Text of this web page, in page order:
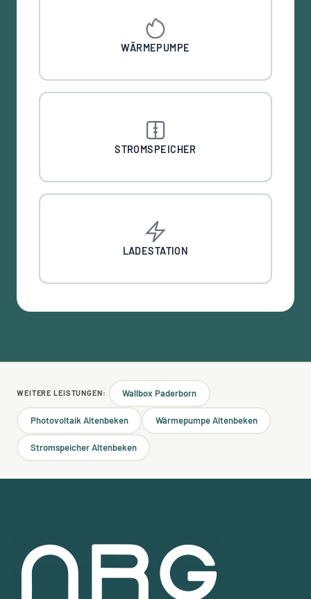
WÄRMEPUMPE
STROMSPEICHER
LADESTATION
WEITERE LEISTUNGEN: Wallbox Paderborn
Photovoltaik Altenbeken Wärmepumpe Altenbeken
Stromspeicher Altenbeken